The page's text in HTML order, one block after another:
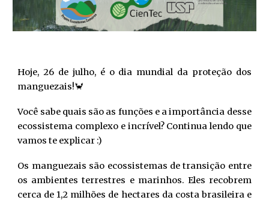
Hoje, 26 de julho, é o dia mundial da proteção dos
manguezais!🦀
Você sabe quais são as funções e a importância desse
ecossistema complexo e incrível? Continua lendo que
vamos te explicar :)
Os manguezais são ecossistemas de transição entre
os ambientes terrestres e marinhos. Eles recobrem
cerca de 1,2 milhões de hectares da costa brasileira e